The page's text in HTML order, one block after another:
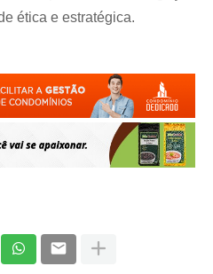
ética e estratégica.